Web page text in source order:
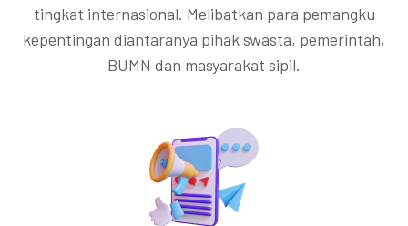
tingkat internasional. Melibatkan para pemangku
kepentingan diantaranya pihak swasta, pemerintah,
BUMN dan masyarakat sipil.